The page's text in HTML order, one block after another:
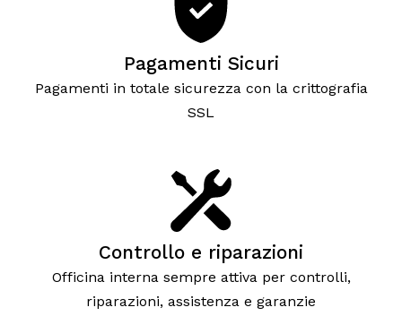
Pagamenti Sicuri
Pagamenti in totale sicurezza con la crittografia
SSL
Controllo e riparazioni
Officina interna sempre attiva per controlli,
riparazioni, assistenza e garanzie